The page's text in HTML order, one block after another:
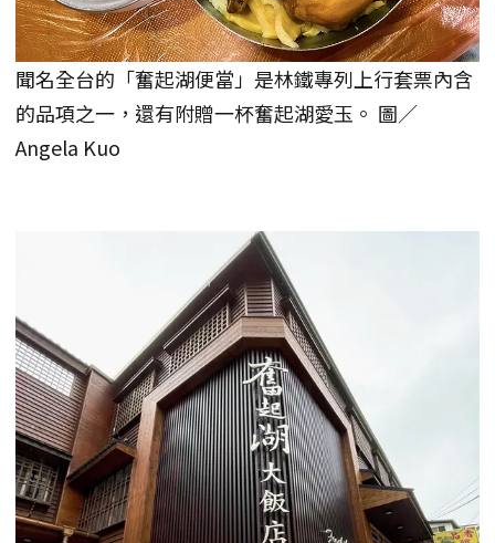
聞名全台的「奮起湖便當」是林鐵專列上行套票內含
的品項之一，還有附贈一杯奮起湖愛玉。 圖／
Angela Kuo